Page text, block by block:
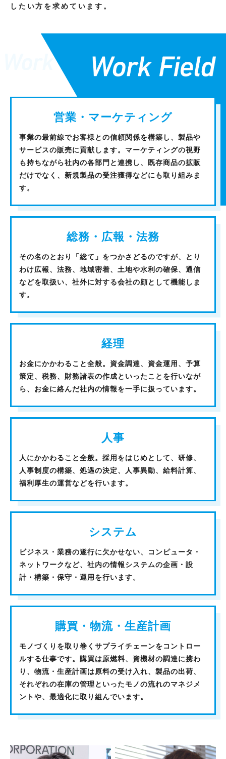
したい方を求めています。
営業・マーケティング
事業の最前線でお客様との信頼関係を構築し、製品や
サービスの販売に貢献します。マーケティングの視野
も持ちながら社内の各部門と連携し、既存商品の拡販
だけでなく、新規製品の受注獲得などにも取り組みま
す。
総務・広報・法務
その名のとおり「総て」をつかさどるのですが、とり
わけ広報、法務、地域密着、土地や水利の確保、通信
などを取扱い、社外に対する会社の顔として機能しま
す。
経理
お金にかかわること全般。資金調達、資金運用、予算
策定、税務、財務諸表の作成といったことを行いなが
ら、お金に絡んだ社内の情報を一手に扱っています。
人事
人にかかわること全般。採用をはじめとして、研修、
人事制度の構築、処遇の決定、人事異動、給料計算、
福利厚生の運営などを行います。
システム
ビジネス・業務の遂行に欠かせない、コンピュータ・
ネットワークなど、社内の情報システムの企画・設
計・構築・保守・運用を行います。
購買・物流・生産計画
モノづくりを取り巻くサプライチェーンをコントロー
ルする仕事です。購買は原燃料、資機材の調達に携わ
り、物流・生産計画は原料の受け入れ、製品の出荷、
それぞれの在庫の管理といったモノの流れのマネジメ
ントや、最適化に取り組んでいます。